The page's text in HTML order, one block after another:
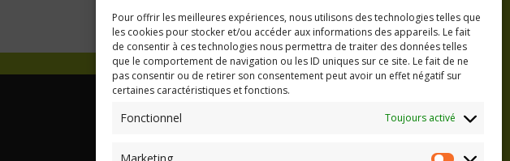
Pour offrir les meilleures expériences, nous utilisons des technologies telles que
les cookies pour stocker et/ou accéder aux informations des appareils. Le fait
de consentir à ces technologies nous permettra de traiter des données telles
que le comportement de navigation ou les ID uniques sur ce site. Le fait de ne
pas consentir ou de retirer son consentement peut avoir un effet négatif sur
certaines caractéristiques et fonctions.
Fonctionnel Toujours activé